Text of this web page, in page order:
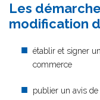
Les
modification
établir et signer
commerce
publier un avis